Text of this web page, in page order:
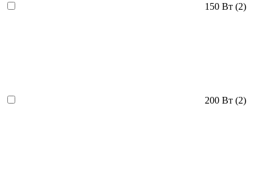
150 Вт (2)
200 Вт (2)